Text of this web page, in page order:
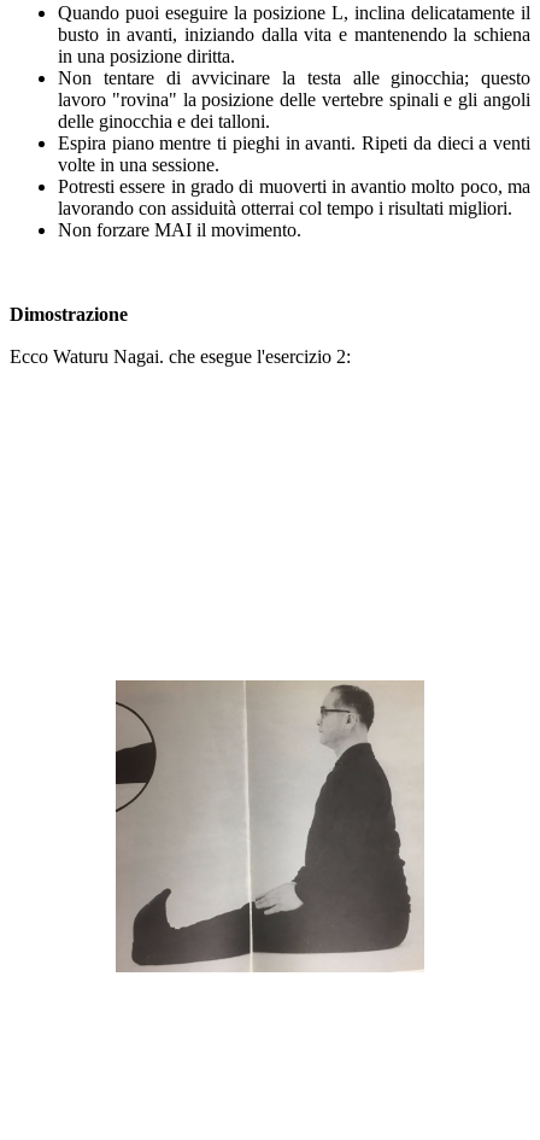
Quando puoi eseguire la posizione L, inclina delicatamente il
busto in avanti, iniziando dalla vita e mantenendo la schiena
in una posizione diritta.
Non tentare di avvicinare la testa alle ginocchia; questo
lavoro "rovina" la posizione delle vertebre spinali e gli angoli
delle ginocchia e dei talloni.
Espira piano mentre ti pieghi in avanti. Ripeti da dieci a venti
volte in una sessione.
Potresti essere in grado di muoverti in avantio molto poco, ma
lavorando con assiduità otterrai col tempo i risultati migliori.
Non forzare MAI il movimento.
Dimostrazione
Ecco Waturu Nagai. che esegue l'esercizio 2: